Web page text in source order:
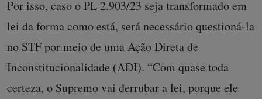
Por isso, caso o PL 2.903/23 seja transformado em
lei da forma como está, será necessário questioná-la
no STF por meio de uma Ação Direta de
Inconstitucionalidade (ADI). “Com quase toda
certeza, o Supremo vai derrubar a lei, porque ele